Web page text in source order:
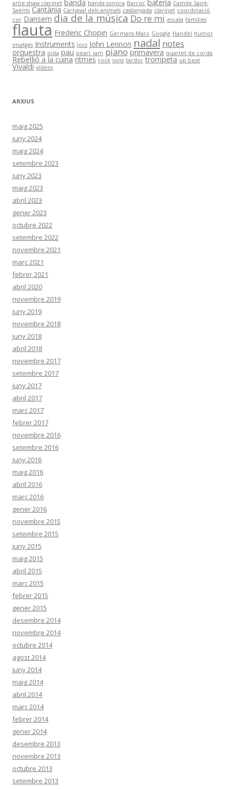
artie shaw clarinet banda banda sonora Barroc bateria Camile Saint-
Saënts Cantània Carnaval dels animals castanyada clarinet coordinació
cor Dansem dia de la música Do re mi escala famílies
flauta Frederic Chopin Germans Marx Google Handel humor
imatges Instruments Jocs John Lennon nadal notes
orquestra oïda pau pearl_jam piano primavera quartet de corda
Rebel·lió a la cuina ritmes rock sons tardor trompeta up beat
Vivaldi vídeos
ARXIUS
maig 2025
juny 2024
maig 2024
setembre 2023
juny 2023
maig 2023
abril 2023
gener 2023
octubre 2022
setembre 2022
novembre 2021
març 2021
febrer 2021
abril 2020
novembre 2019
juny 2019
novembre 2018
juny 2018
abril 2018
novembre 2017
setembre 2017
juny 2017
abril 2017
març 2017
febrer 2017
novembre 2016
setembre 2016
juny 2016
maig 2016
abril 2016
març 2016
gener 2016
novembre 2015
setembre 2015
juny 2015
maig 2015
abril 2015
març 2015
febrer 2015
gener 2015
desembre 2014
novembre 2014
octubre 2014
agost 2014
juny 2014
maig 2014
abril 2014
març 2014
febrer 2014
gener 2014
desembre 2013
novembre 2013
octubre 2013
setembre 2013